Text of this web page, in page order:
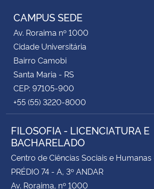
CAMPUS SEDE
Av. Roraima nº 1000
Cidade Universitária
Bairro Camobi
Santa Maria - RS
CEP: 97105-900
+55 (55) 3220-8000
FILOSOFIA - LICENCIATURA E
BACHARELADO
Centro de Ciências Sociais e Humanas
PRÉDIO 74 - A, 3º ANDAR
Av. Roraima, nº 1000